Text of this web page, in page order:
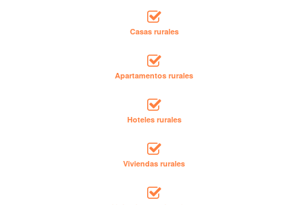
Casas rurales
Apartamentos rurales
Hoteles rurales
Viviendas rurales